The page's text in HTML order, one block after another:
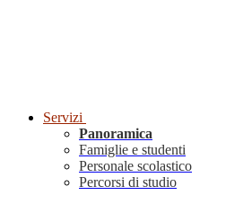
Servizi
Panoramica
Famiglie e studenti
Personale scolastico
Percorsi di studio